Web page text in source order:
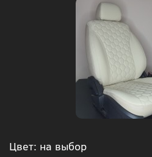
Цвет: на выбор